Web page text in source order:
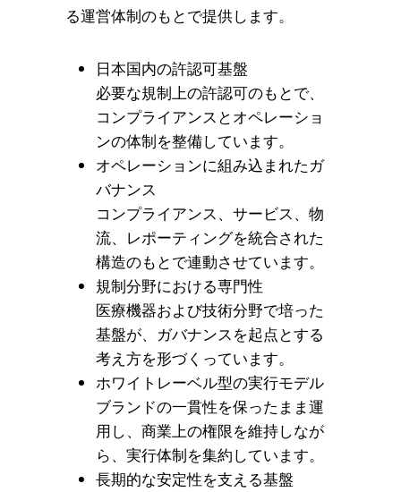
る運営体制のもとで提供します。
日本国内の許認可基盤
必要な規制上の許認可のもとで、
コンプライアンスとオペレーショ
ンの体制を整備しています。
オペレーションに組み込まれたガ
バナンス
コンプライアンス、サービス、物
流、レポーティングを統合された
構造のもとで連動させています。
規制分野における専門性
医療機器および技術分野で培った
基盤が、ガバナンスを起点とする
考え方を形づくっています。
ホワイトレーベル型の実行モデル
ブランドの一貫性を保ったまま運
用し、商業上の権限を維持しなが
ら、実行体制を集約しています。
長期的な安定性を支える基盤